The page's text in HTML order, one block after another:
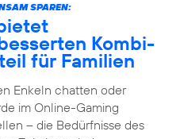
SPAREN:
Kombi-
für Familien
Enkeln chatten oder
im Online-Gaming
– die Bedürfnisse des